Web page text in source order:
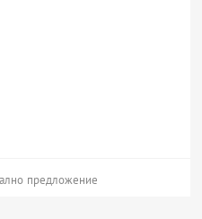
предложение